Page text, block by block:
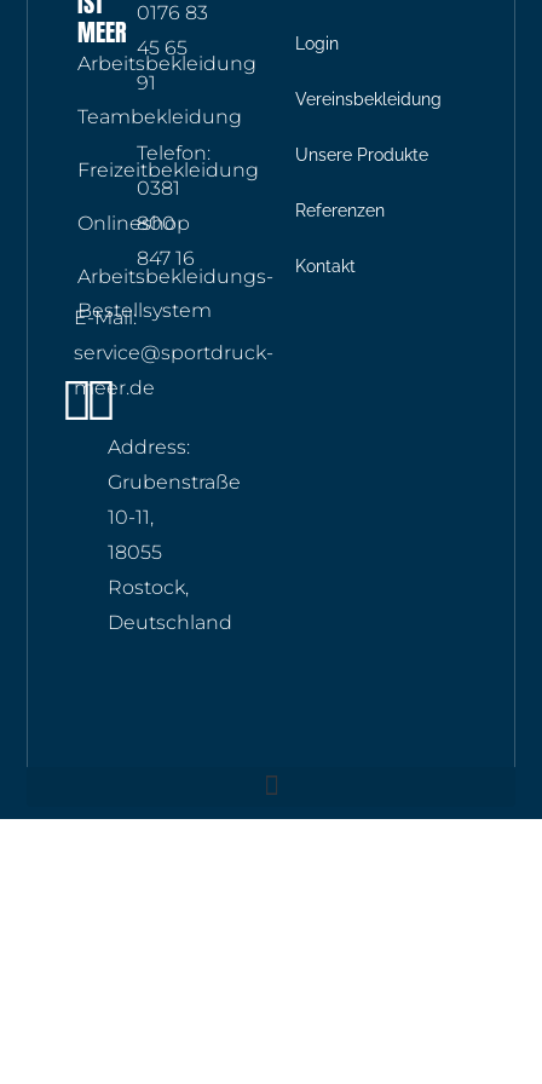
MEER
Arbeitsbekleidung
Teambekleidung
Freizeitbekleidung
Onlineshop
Arbeitsbekleidungs-
Bestellsystem
Instagram
Whatsapp
0176 83
45 65
91
Telefon:
0381
800
847 16
E-Mail:
service@sportdruck-
meer.de
Address:
Grubenstraße
10-11,
18055
Rostock,
Deutschland
Login
Vereinsbekleidung
Unsere Produkte
Referenzen
Kontakt